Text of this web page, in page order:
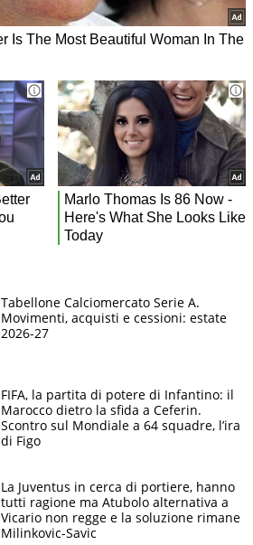
Tabellone Calciomercato Serie A.
Movimenti, acquisti e cessioni: estate
2026-27
FIFA, la partita di potere di Infantino: il
Marocco dietro la sfida a Ceferin.
Scontro sul Mondiale a 64 squadre, l’ira
di Figo
La Juventus in cerca di portiere, hanno
tutti ragione ma Atubolo alternativa a
Vicario non regge e la soluzione rimane
Milinkovic-Savic